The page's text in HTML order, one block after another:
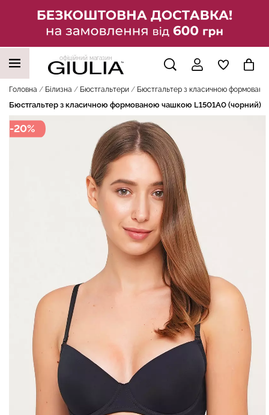
офіційний магазин
Головна Білизна Бюстгальтери Бюстгальтер з класичною
Бюстгальтер з класичною формованою чашкою L1501A0 (чорний)
-20%
НАШІ ТРЕНДОВІ ТОВАРИ
Безшовні легінси з
мікрофібри LEGGINGS 02
(чорний) Giulia
552 грн.
789 грн.
Велосипедки з високою
талією TRACKS 01
(чорний) Giulia
384 грн.
549 грн.